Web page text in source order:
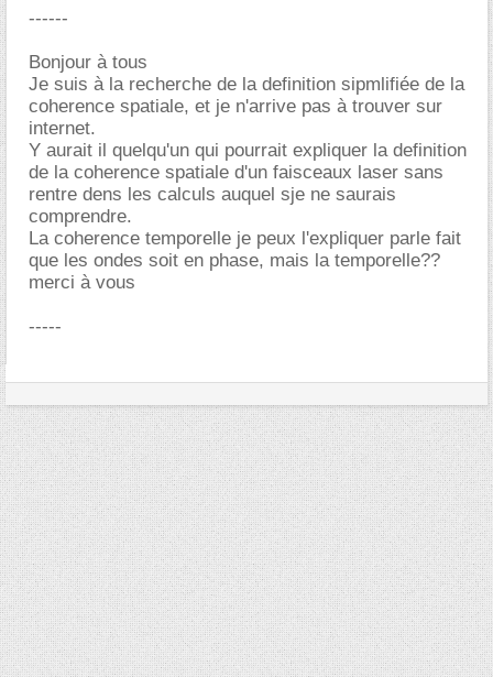
------
Bonjour à tous
Je suis à la recherche de la definition sipmlifiée de la
coherence spatiale, et je n'arrive pas à trouver sur
internet.
Y aurait il quelqu'un qui pourrait expliquer la definition
de la coherence spatiale d'un faisceaux laser sans
rentre dens les calculs auquel sje ne saurais
comprendre.
La coherence temporelle je peux l'expliquer parle fait
que les ondes soit en phase, mais la temporelle??
merci à vous
-----